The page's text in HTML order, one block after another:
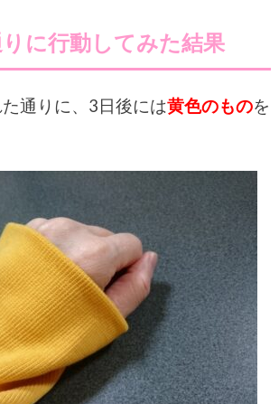
に行動してみた結果
通りに、3日後には黄色のものを